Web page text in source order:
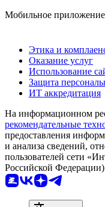
Мобильное приложение
Этика и
Оказание услуг
Использование
Защита
ИТ аккредитация
На информационном
рекомендательные
предоставления
и анализа сведений,
пользователей сети
Российской Федерации)